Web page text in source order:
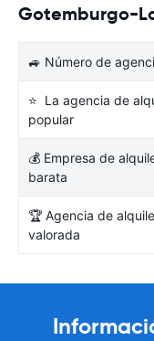
Gotemburgo-
🚙 Número de
⭐ La agencia de
popular
💰 Empresa de
barata
🏆 Agencia de
valorada